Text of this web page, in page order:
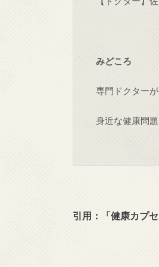
みどころ
専門ドクター
身近な健康問
引用：「健康カプ